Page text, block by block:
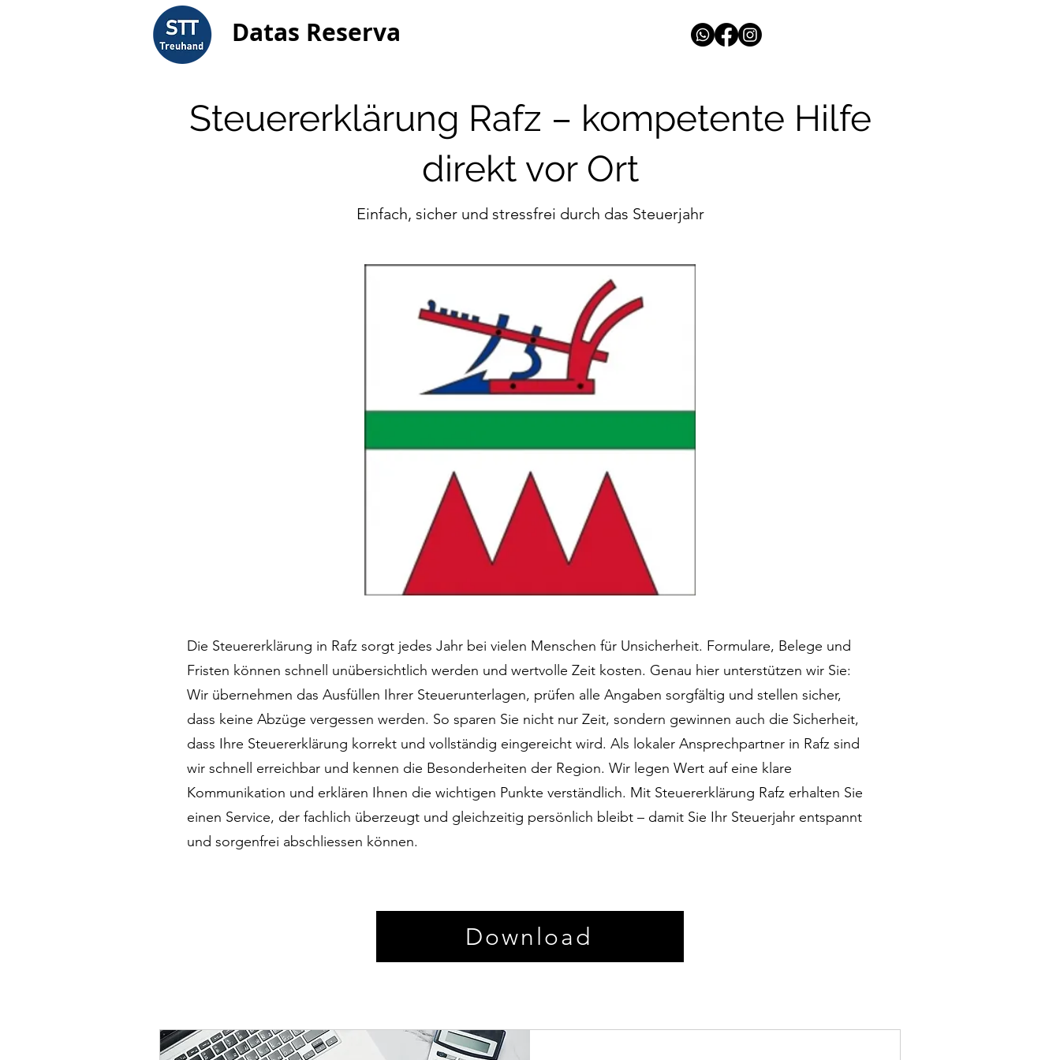
Datas Reserva
Steuererklärung Rafz – kompetente Hilfe
direkt vor Ort
Einfach, sicher und stressfrei durch das Steuerjahr
Die Steuererklärung in Rafz sorgt jedes Jahr bei vielen Menschen für Unsicherheit. Formulare, Belege und
Fristen können schnell unübersichtlich werden und wertvolle Zeit kosten. Genau hier unterstützen wir Sie:
Wir übernehmen das Ausfüllen Ihrer Steuerunterlagen, prüfen alle Angaben sorgfältig und stellen sicher,
dass keine Abzüge vergessen werden. So sparen Sie nicht nur Zeit, sondern gewinnen auch die Sicherheit,
dass Ihre Steuererklärung korrekt und vollständig eingereicht wird. Als lokaler Ansprechpartner in Rafz sind
wir schnell erreichbar und kennen die Besonderheiten der Region. Wir legen Wert auf eine klare
Kommunikation und erklären Ihnen die wichtigen Punkte verständlich. Mit Steuererklärung Rafz erhalten Sie
einen Service, der fachlich überzeugt und gleichzeitig persönlich bleibt – damit Sie Ihr Steuerjahr entspannt
und sorgenfrei abschliessen können.
Download